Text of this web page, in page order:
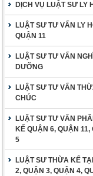
DỊCH VỤ LUẬT SƯ LY
LUẬT SƯ TƯ VẤN LY
QUẬN 11
LUẬT SƯ TƯ VẤN
DƯỠNG
LUẬT SƯ TƯ VẤN
CHÚC
LUẬT SƯ TƯ VẤN
KẾ QUẬN 6, QUẬN 11,
5
LUẬT SƯ THỪA KẾ
2, QUẬN 3, QUẬN 4,